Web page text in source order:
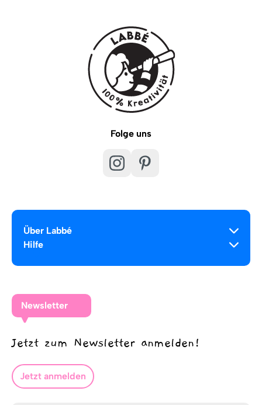
Folge uns
Über Labbé
Hilfe
Newsletter
Jetzt zum Newsletter anmelden!
Jetzt anmelden